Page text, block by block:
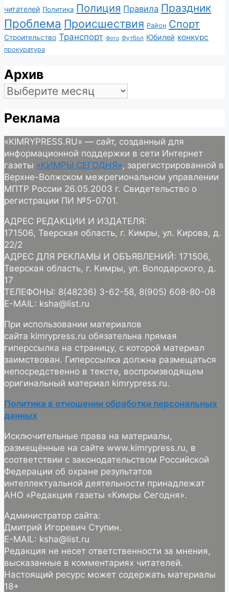
читателей Политика Полиция Правила Праздник
Проблема Происшествия Район Спорт
Строительство Транспорт Фото Футбол Юбилей конкурс
прокуратура
Архив
Архив
Реклама
«KIMRYPRESS.RU» — сайт, созданный для
информационной поддержки в сети Интернет
газеты «КИМРЫ СЕГОДНЯ», зарегистрированной в
Верхне-Волжском межрегиональном управлении
МПТР России 26.05.2003 г. Свидетельство о
регистрации ПИ №5-0701.
АДРЕС РЕДАКЦИИ И ИЗДАТЕЛЯ:
171506, Тверская область, г. Кимры, ул. Кирова, д.
22/2
АДРЕС ДЛЯ РЕКЛАМЫ И ОБЪЯВЛЕНИЙ: 171506,
Тверская область, г. Кимры, ул. Володарского, д.
17
ТЕЛЕФОНЫ: 8(48236) 3-62-58, 8(905) 608-80-08
E-MAIL: ksha@list.ru
При использовании материалов
сайта kimrypress.ru обязательна прямая
гиперссылка на страницу, с которой материал
заимствован. Гиперссылка должна размещаться
непосредственно в тексте, воспроизводящем
оригинальный материал kimrypress.ru.
Политика в отношении обработки персональных
данных
Исключительные права на материалы,
размещённые на сайте www.kimrypress.ru, в
соответствии с законодательством Российской
Федерации об охране результатов
интеллектуальной деятельности принадлежат
АНО «Редакция газеты «Кимры Сегодня».
Администратор сайта:
Дмитрий Игоревич Ступин.
E-MAIL: ksha@list.ru
Редакция не несет ответственности за мнения,
высказанные в комментариях читателей.
Настоящий ресурс может содержать материалы
18+